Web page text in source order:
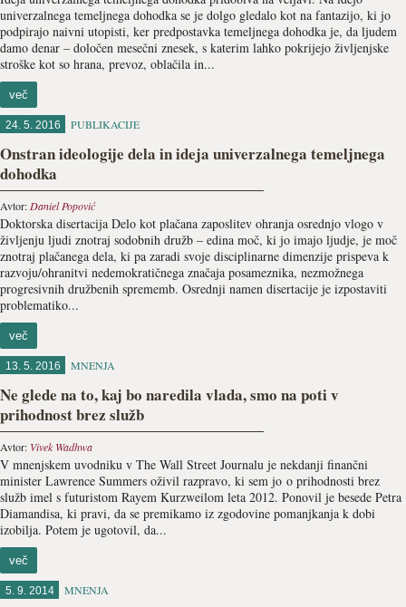
univerzalnega temeljnega dohodka se je dolgo gledalo kot na fantazijo, ki jo
podpirajo naivni utopisti, ker predpostavka temeljnega dohodka je, da ljudem
damo denar – določen mesečni znesek, s katerim lahko pokrijejo življenjske
stroške kot so hrana, prevoz, oblačila in...
več
24. 5. 2016 PUBLIKACIJE
Onstran ideologije dela in ideja univerzalnega temeljnega
dohodka
Avtor: Daniel Popović
Doktorska disertacija Delo kot plačana zaposlitev ohranja osrednjo vlogo v
življenju ljudi znotraj sodobnih družb – edina moč, ki jo imajo ljudje, je moč
znotraj plačanega dela, ki pa zaradi svoje disciplinarne dimenzije prispeva k
razvoju/ohranitvi nedemokratičnega značaja posameznika, nezmožnega
progresivnih družbenih sprememb. Osrednji namen disertacije je izpostaviti
problematiko...
več
13. 5. 2016 MNENJA
Ne glede na to, kaj bo naredila vlada, smo na poti v
prihodnost brez služb
Avtor: Vivek Wadhwa
V mnenjskem uvodniku v The Wall Street Journalu je nekdanji finančni
minister Lawrence Summers oživil razpravo, ki sem jo o prihodnosti brez
služb imel s futuristom Rayem Kurzweilom leta 2012. Ponovil je besede Petra
Diamandisa, ki pravi, da se premikamo iz zgodovine pomanjkanja k dobi
izobilja. Potem je ugotovil, da...
več
5. 9. 2014 MNENJA